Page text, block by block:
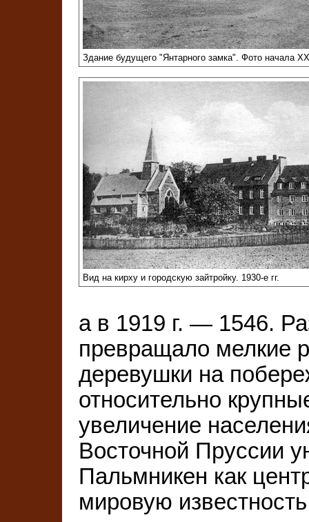
Здание будущего "Янтарного замка". Фото начала
Вид на кирху и городскую зайтройку. 1930-е гг.
а в 1919 г. — 1546.
превращало мелкие
деревушки на
относительно
увеличение
Восточной Пруссии
Пальмникен как
мировую